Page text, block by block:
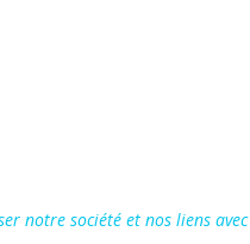
notre société et nos liens